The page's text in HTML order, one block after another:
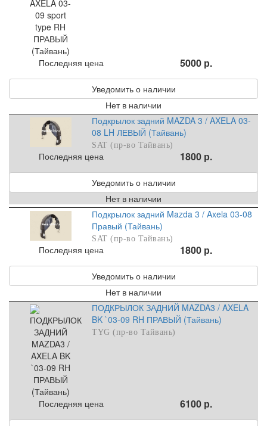
Последняя цена 5000 р.
Уведомить о наличии
Нет в наличии
Подкрылок задний MAZDA 3 / AXELA 03-
08 LH ЛЕВЫЙ (Тайвань)
SAT (пр-во Тайвань)
Последняя цена 1800 р.
Уведомить о наличии
Нет в наличии
Подкрылок задний Mazda 3 / Axela 03-08
Правый (Тайвань)
SAT (пр-во Тайвань)
Последняя цена 1800 р.
Уведомить о наличии
Нет в наличии
ПОДКРЫЛОК ЗАДНИЙ MAZDA3 / AXELA
BK `03-09 RH ПРАВЫЙ (Тайвань)
TYG (пр-во Тайвань)
Последняя цена 6100 р.